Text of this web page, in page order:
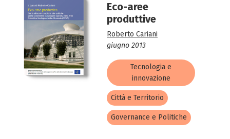
Eco-aree
produttive
Roberto Cariani
giugno 2013
Tecnologia e
innovazione
Città e Territorio
Governance e Politiche